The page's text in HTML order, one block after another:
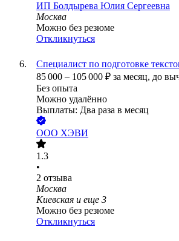
ИП Болдырева Юлия Сергеевна
Москва
Можно без резюме
Откликнуться
Специалист по подготовке
85 000 – 105 000 ₽ за месяц, до
Без опыта
Можно удалённо
Выплаты: Два раза в месяц
ООО ХЭВИ
1.3
•
2 отзыва
Москва
Киевская и еще 3
Можно без резюме
Откликнуться